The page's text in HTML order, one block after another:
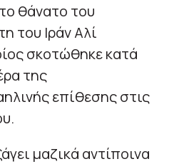
θάνατο του
του Ιράν Αλί
σκοτώθηκε κατά
της
επίθεσης στις
μαζικά αντίποινα